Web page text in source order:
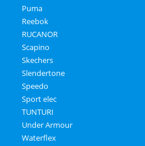
Puma
Reebok
RUCANOR
Scapino
Skechers
Slendertone
Speedo
Sport elec
TUNTURI
Under Armour
Waterflex